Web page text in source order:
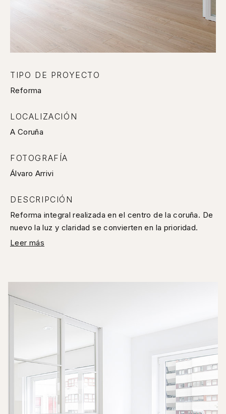
TIPO DE PROYECTO
Reforma
LOCALIZACIÓN
A Coruña
FOTOGRAFÍA
Álvaro Arrivi
DESCRIPCIÓN
Reforma integral realizada en el centro de la coruña. De
nuevo la luz y claridad se convierten en la prioridad.
Leer más